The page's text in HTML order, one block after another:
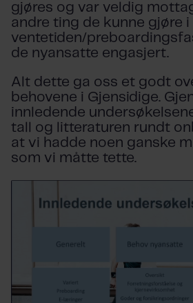
gjøres og var veldig
andre ting de kunne gjøre i
ventetiden/
de nyansatte engasjert.
Alt dette ga oss et godt
behovene i Gjensidige.
innledende
tall og litteraturen rundt
at vi hadde noen ganske
som vi måtte tette.